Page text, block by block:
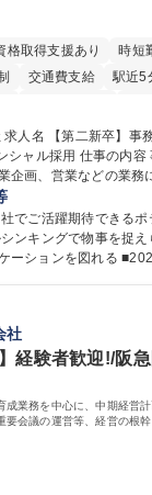
格取得支援あり 時短
交通費支給 駅近5
事務系総合職として、
企画、営業などの業務
所属事業部の勤労業務
キャリアパス】入社後の配属
躍頂いた後、本人の適
ンを行います。 【育成
シャル採用
でご活躍期待できるポ
ンキングで物事を捉
る ■2024年度から2026年度ま
リティの不安定化や気
に社会課題解決の重要
けて持続可能な社会
学院 大学 語学力： 資格
社
経験者歓迎!/阪
成業務を中心に、中期経営
会議の運営等、経営の根